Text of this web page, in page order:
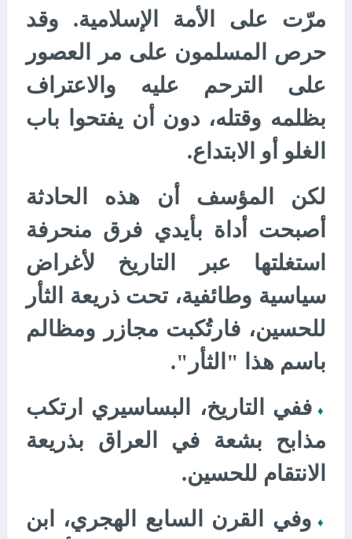
مرّت على الأمة الإسلامية. وقد
حرص المسلمون على مر العصور
على الترحم عليه والاعتراف
بظلمه وقتله، دون أن يفتحوا باب
الغلو أو الابتداع.
لكن المؤسف أن هذه الحادثة
أصبحت أداة بأيدي فرق منحرفة
استغلتها عبر التاريخ لأغراض
سياسية وطائفية، تحت ذريعة الثأر
للحسين، فارتُكبت مجازر ومظالم
باسم هذا "الثأر".
♦ ففي التاريخ، البساسيري ارتكب
مذابح بشعة في العراق بذريعة
الانتقام للحسين.
♦ وفي القرن السابع الهجري، ابن